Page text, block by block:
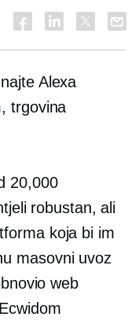
Alexa
, trgovina
20,000
robustan, ali
koja bi im
masovni uvoz
web